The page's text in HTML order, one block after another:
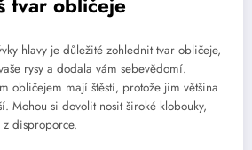
hlavy je důležité zohlednit tvar obličeje,
rysy a dodala vám sebevědomí.
obličejem mají štěstí, protože jim většina
Mohou si dovolit nosit široké klobouky,
disproporce.